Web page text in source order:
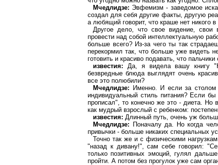
Мчедлидзе: Эвфемизм - заведомое
создал для себя другие факты, другую
а любящий говорит, что краше нет никого
Другое дело, что свое видение, свои
провести над собой интеллектуальную
больше всего? Из-за чего ты так
перекормил так, что больше уже видеть
готовить и красиво подавать, что
известия: Да, я видела вашу книгу
безвредные блюда выглядят очень
все это полюбили?
Мчедлидзе:
Именно. И если за
индивидуальный стиль питания? Если
прописал", то конечно же это - диета. Но
как мудрый взрослый с ребенком:
известия:Длинный путь, очень уж
Мчедлидзе:
Поначалу да. Но когда
привычки - больше никаких специальных
Точно так же и с физическими
"назад к дивану!", сам себе говорил:
только позитивных эмоций, гулял
пройти. А потом без прогулок уже сам